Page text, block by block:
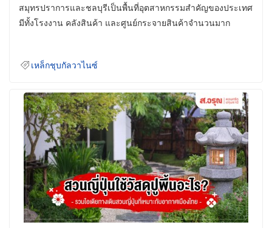
สมุทรปราการและชลบุรีเป็นพื้นที่อุตสาหกรรมสำคัญของประเทศ
มีทั้งโรงงาน คลังสินค้า และศูนย์กระจายสินค้าจำนวนมาก
เหล็กชุบกัลวาไนซ์